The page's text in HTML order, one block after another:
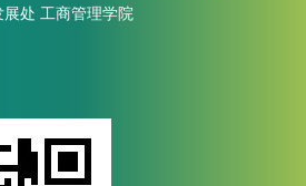
展处 工商管理学院